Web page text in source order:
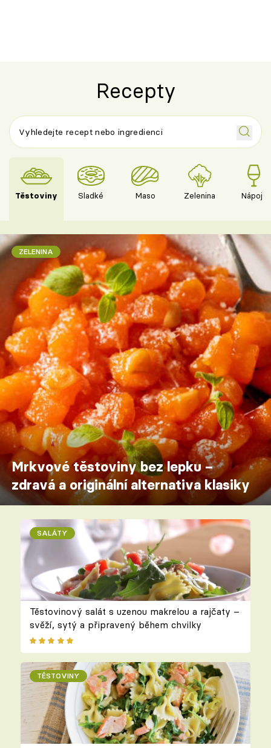
Recepty
Těstoviny Sladké Maso Zelenina Nápoje
ZELENINA
Mrkvové těstoviny bez lepku –
zdravá a originální alternativa klasiky
SALÁTY
Těstovinový salát s uzenou makrelou a rajčaty –
svěží, sytý a připravený během chvilky
TĚSTOVINY